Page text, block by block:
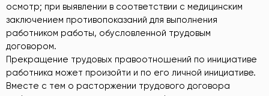
осмотр; при выявлении в соответствии с медицинским
заключением противопоказаний для выполнения
работником работы, обусловленной трудовым
договором.
Прекращение трудовых правоотношений по инициативе
работника может произойти и по его личной инициативе.
Вместе с тем о расторжении трудового договора